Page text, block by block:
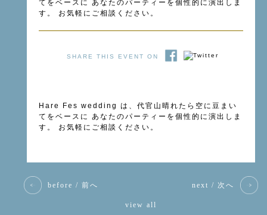
てをベースに あなたのパーティーを個性的に演出しま
す。 お気軽にご相談ください。
SHARE THIS EVENT ON
Hare Fes wedding は、代官山晴れたら空に豆まい
てをベースに あなたのパーティーを個性的に演出しま
す。 お気軽にご相談ください。
before / 前へ next / 次へ
view all